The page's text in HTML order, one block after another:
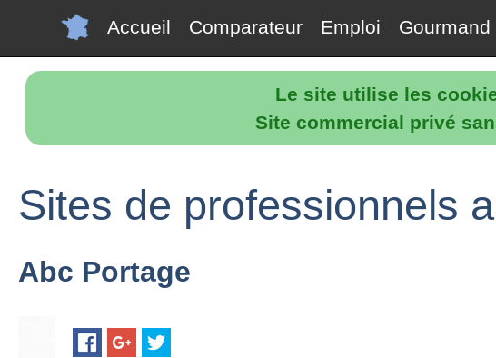
Le site utilise les
Site commercial privé
Accueil Comparateur Emploi Gourmand
Sites de professionnels
Abc Portage